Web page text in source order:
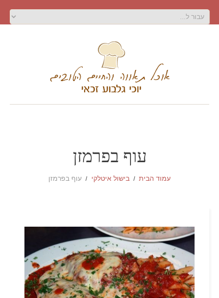
עוף בפרמזן
עמוד הבית בישול איטלקי עוף בפרמזן